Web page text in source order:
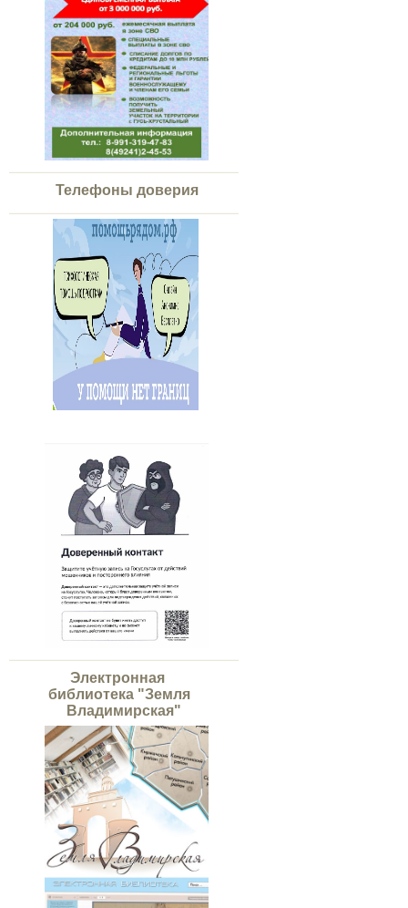
Телефоны доверия
Электронная
библиотека "Земля
Владимирская"